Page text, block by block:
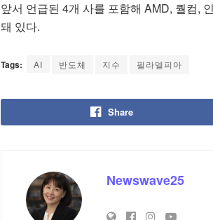
앞서 언급된 4개 사를 포함해 AMD, 퀄컴,
돼 있다.
Tags: AI 반도체 지수 필라델피아
Share
Newswave25